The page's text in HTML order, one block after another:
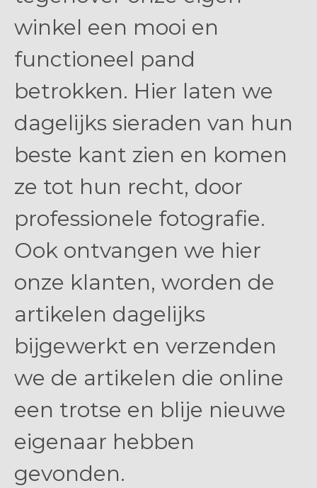
winkel een mooi en
functioneel pand
betrokken. Hier laten we
dagelijks sieraden van hun
beste kant zien en komen
ze tot hun recht, door
professionele fotografie.
Ook ontvangen we hier
onze klanten, worden de
artikelen dagelijks
bijgewerkt en verzenden
we de artikelen die online
een trotse en blije nieuwe
eigenaar hebben
gevonden.